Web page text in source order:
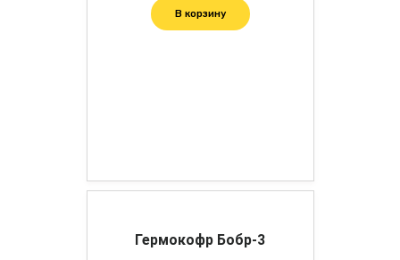
В корзину
Гермокофр Бобр-3